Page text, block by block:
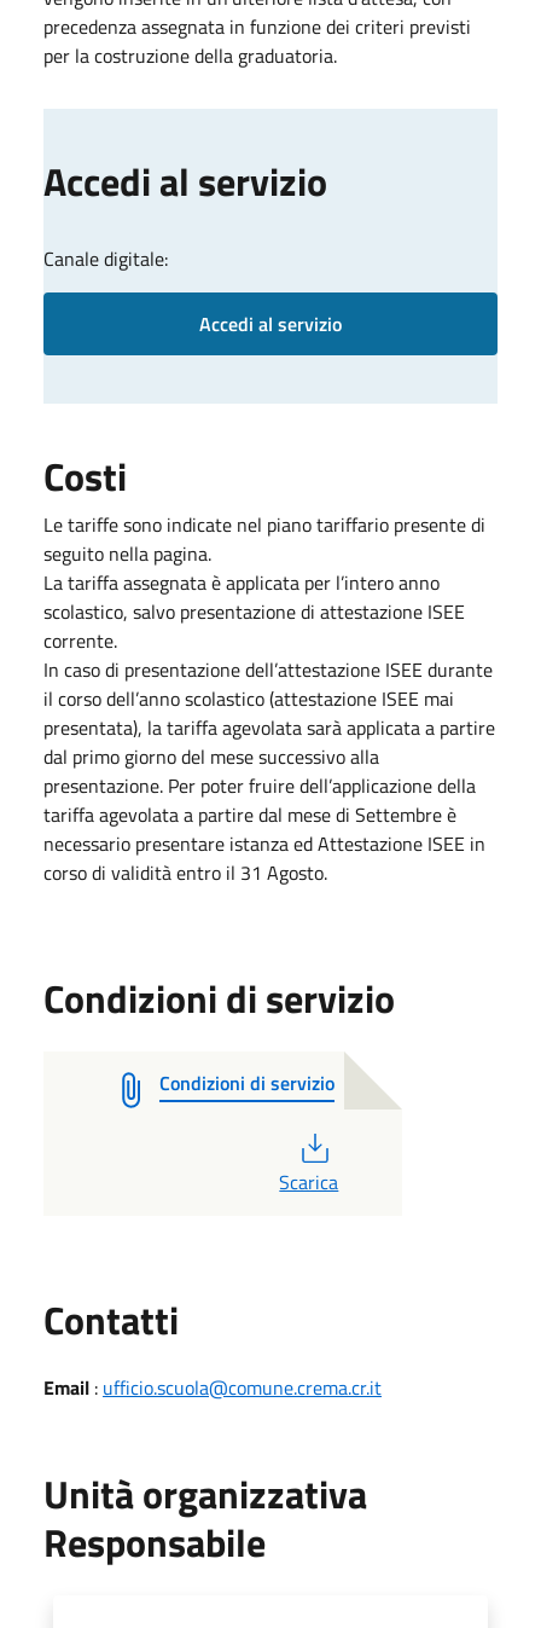
precedenza assegnata in funzione dei criteri previsti
per la costruzione della graduatoria.
Accedi al servizio
Canale digitale:
Accedi al servizio
Costi
Le tariffe sono indicate nel piano tariffario presente di
seguito nella pagina.
La tariffa assegnata è applicata per l’intero anno
scolastico, salvo presentazione di attestazione ISEE
corrente.
In caso di presentazione dell’attestazione ISEE durante
il corso dell’anno scolastico (attestazione ISEE mai
presentata), la tariffa agevolata sarà applicata a partire
dal primo giorno del mese successivo alla
presentazione. Per poter fruire dell’applicazione della
tariffa agevolata a partire dal mese di Settembre è
necessario presentare istanza ed Attestazione ISEE in
corso di validità entro il 31 Agosto.
Condizioni di servizio
Condizioni di servizio
Scarica
Contatti
Email : ufficio.scuola@comune.crema.cr.it
Unità organizzativa
Responsabile